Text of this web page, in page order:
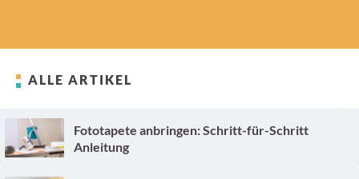
ALLE ARTIKEL
Fototapete anbringen: Schritt-für-Schritt
Anleitung